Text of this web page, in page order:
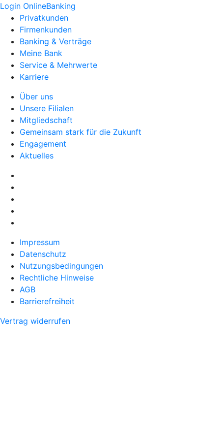
Login OnlineBanking
Privatkunden
Firmenkunden
Banking & Verträge
Meine Bank
Service & Mehrwerte
Karriere
Über uns
Unsere Filialen
Mitgliedschaft
Gemeinsam stark für die Zukunft
Engagement
Aktuelles
Impressum
Datenschutz
Nutzungsbedingungen
Rechtliche Hinweise
AGB
Barrierefreiheit
Vertrag widerrufen